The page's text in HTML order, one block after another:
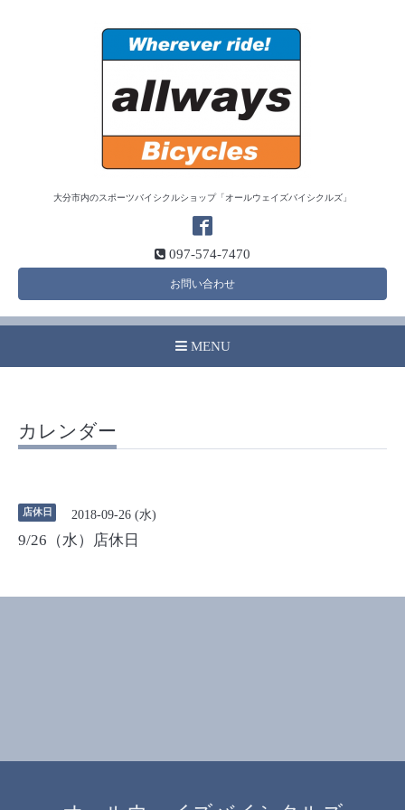
大分市内のスポーツバイシクルショップ「オールウェイズバイシクルズ」
097-574-7470
お問い合わせ
MENU
カレンダー
店休日 2018-09-26 (水)
9/26（水）店休日